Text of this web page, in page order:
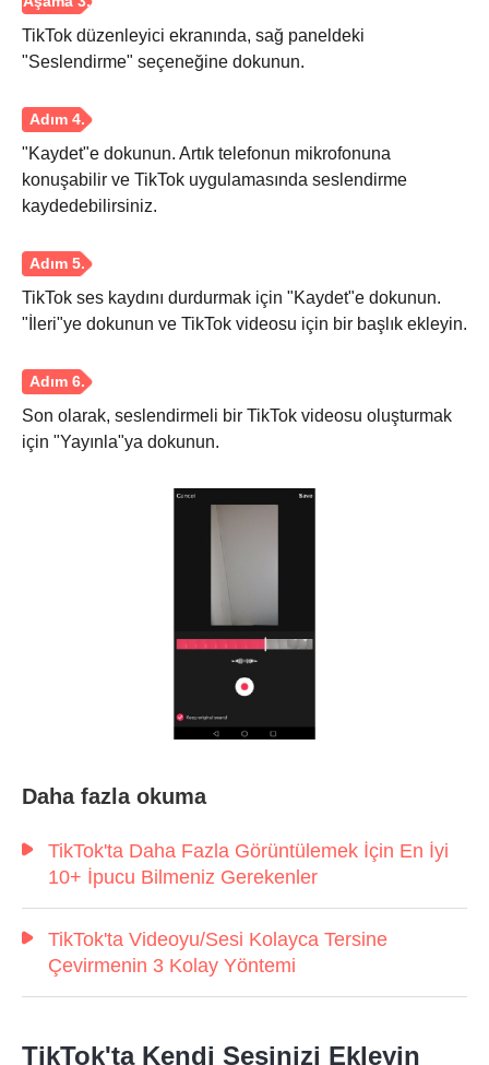
Adım 4.
Aşama 1.
TikTok düzenleyici ekranında, sağ paneldeki
"Seslendirme" seçeneğine dokunun.
"Kaydet"e dokunun. Artık telefonun mikrofonuna
konuşabilir ve TikTok uygulamasında seslendirme
kaydedebilirsiniz.
TikTok ses kaydını durdurmak için "Kaydet"e dokunun.
"İleri"ye dokunun ve TikTok videosu için bir başlık ekleyin.
Son olarak, seslendirmeli bir TikTok videosu oluşturmak
için "Yayınla"ya dokunun.
Daha fazla okuma
TikTok'ta Daha Fazla Görüntülemek İçin En İyi
10+ İpucu Bilmeniz Gerekenler
TikTok'ta Videoyu/Sesi Kolayca Tersine
Çevirmenin 3 Kolay Yöntemi
TikTok'ta Kendi Sesinizi Ekleyin